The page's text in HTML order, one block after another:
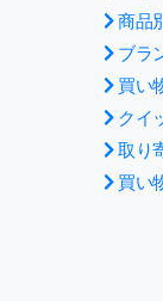
商品
ブラ
買い
クイ
取り
買い